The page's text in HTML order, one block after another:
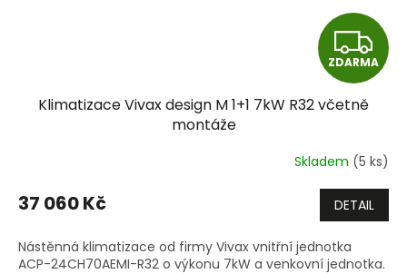
Z
D
R
M
A
ZDARMA
Klimatizace Vivax design M 1+1 7kW R32 včetně
montáže
Skladem (5 ks)
37 060 Kč DETAIL
Nástěnná klimatizace od firmy Vivax vnitřní jednotka
ACP-24CH70AEMI-R32 o výkonu 7kW a venkovní jednotka.